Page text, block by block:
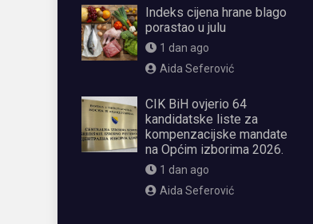
Indeks cijena hrane blago
porastao u julu
1 dan ago
Aida Seferović
CIK BiH ovjerio 64
kandidatske liste za
kompenzacijske mandate
na Općim izborima 2026.
1 dan ago
Aida Seferović